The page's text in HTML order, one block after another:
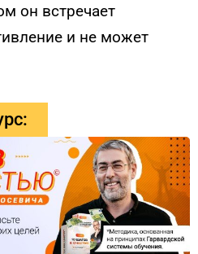
он встречает
и не может